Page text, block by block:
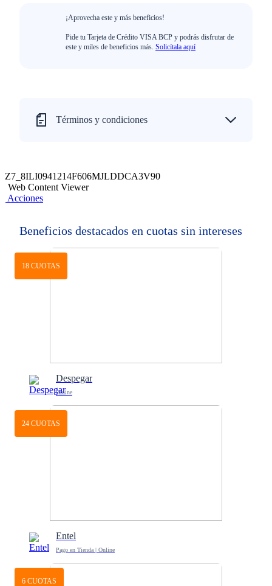
¡Aprovecha este y más beneficios!
Pide tu Tarjeta de Crédito VISA BCP y podrás disfrutar de
este y miles de beneficios más. Solicítala aquí
Términos y condiciones
Z7_8ILI0941214F606MJLDDCA3V90
Web Content Viewer
Acciones
Beneficios destacados en cuotas sin intereses
18 CUOTAS
Despegar
Online
24 CUOTAS
Entel
Pago en Tienda | Online
6 CUOTAS